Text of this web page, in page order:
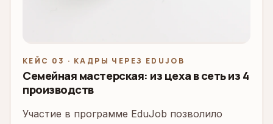
КЕЙС 03 · КАДРЫ ЧЕРЕЗ EDUJOB
Семейная мастерская: из цеха в сеть из 4
производств
Участие в программе EduJob позволило